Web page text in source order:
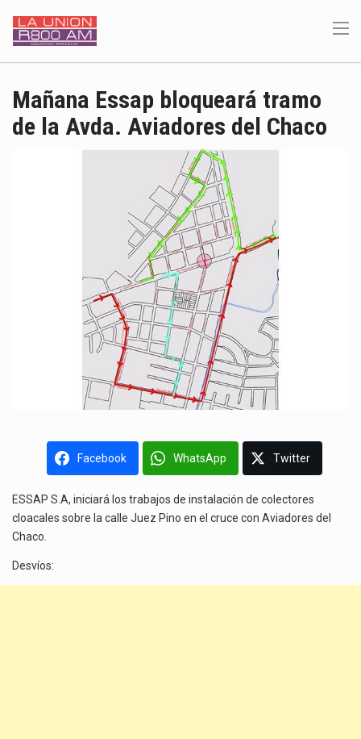
Mañana Essap bloqueará tramo
de la Avda. Aviadores del Chaco
Facebook WhatsApp Twitter
ESSAP S.A, iniciará los trabajos de instalación de colectores
cloacales sobre la calle Juez Pino en el cruce con Aviadores del
Chaco.
Desvíos: